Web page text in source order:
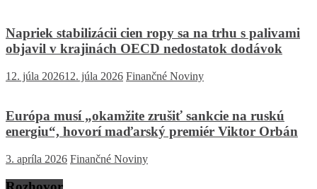
Napriek stabilizácii cien ropy sa na trhu s palivami
objavil v krajinách OECD nedostatok dodávok
12. júla 202612. júla 2026 Finančné Noviny
Európa musí „okamžite zrušiť sankcie na ruskú
energiu“, hovorí maďarský premiér Viktor Orbán
3. apríla 2026 Finančné Noviny